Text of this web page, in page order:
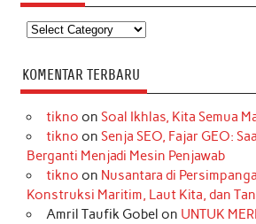
Kategori
KOMENTAR TERBARU
tikno on Soal Ikhlas, Kita Semua
tikno on Senja SEO, Fajar GEO:
Berganti Menjadi Mesin Penjawab
tikno on Nusantara di
Konstruksi Maritim, Laut Kita, dan
Amril Taufik Gobel on UNTUK